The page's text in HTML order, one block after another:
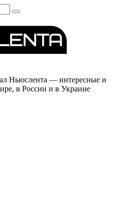
Ньюслента — интересные и
в России и в Украине